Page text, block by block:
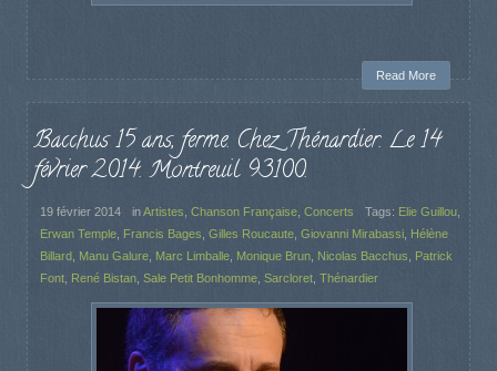
Read More
Bacchus 15 ans, ferme. Chez Thénardier. Le 14
février 2014. Montreuil 93100.
19 février 2014 inArtistes Chanson Française Concerts Tags: Elie Guillou
Erwan Temple Francis Bages Gilles Roucaute Giovanni Mirabassi Hélène
Billard Manu Galure Marc Limballe Monique Brun Nicolas Bacchus
Patrick
Font René Bistan Sale Petit Bonhomme Sarcloret Thénardier